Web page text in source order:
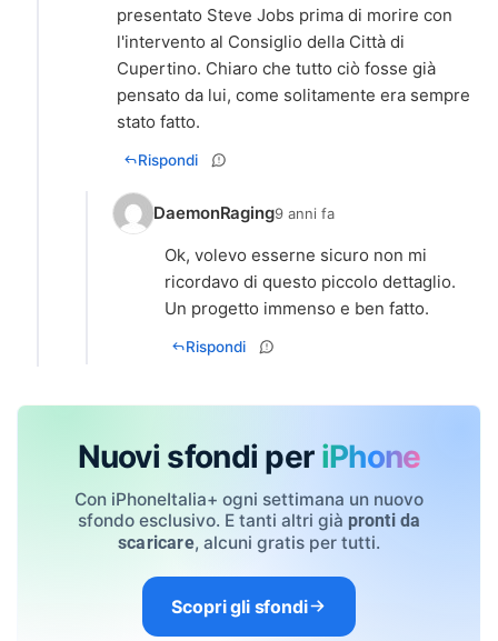
presentato Steve Jobs prima di morire con
l'intervento al Consiglio della Città di
Cupertino. Chiaro che tutto ciò fosse già
pensato da lui, come solitamente era sempre
stato fatto.
Rispondi
DaemonRaging9 anni fa
Ok, volevo esserne sicuro non mi
ricordavo di questo piccolo dettaglio.
Un progetto immenso e ben fatto.
Rispondi
Nuovi sfondi per iPhone
Con iPhoneItalia+ ogni settimana un nuovo
sfondo esclusivo. E tanti altri già pronti da
scaricare, alcuni gratis per tutti.
Scopri gli sfondi